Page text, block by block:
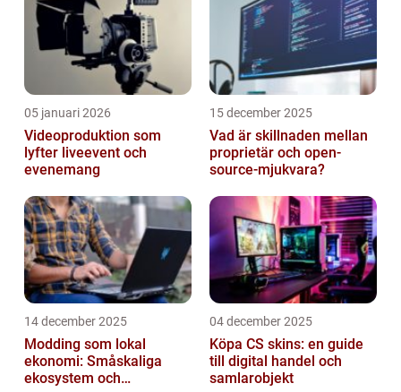
05 januari 2026
Videoproduktion som
lyfter liveevent och
evenemang
15 december 2025
Vad är skillnaden mellan
proprietär och open-
source-mjukvara?
14 december 2025
Modding som lokal
ekonomi: Småskaliga
ekosystem och
04 december 2025
Köpa CS skins: en guide
till digital handel och
samlarobjekt